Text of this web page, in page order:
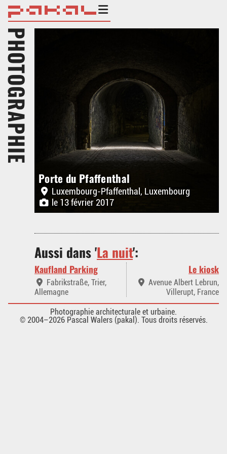
PHOTOGRAPHIE
Porte du Pfaffenthal
Luxembourg-Pfaffenthal, Luxembourg
le 13 février 2017
Aussi dans 'La nuit':
Kaufland Parking
Fabrikstraße, Trier,
Allemagne
Le kiosk
Avenue Albert Lebrun,
Villerupt, France
Photographie architecturale et urbaine.
© 2004–2026 Pascal Walers (pakal). Tous droits réservés.